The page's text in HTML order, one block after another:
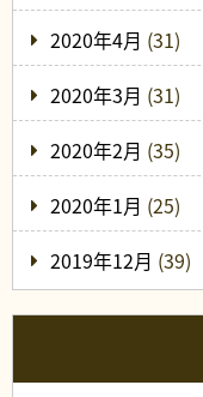
2020年4月 (31)
2020年3月 (31)
2020年2月 (35)
2020年1月 (25)
2019年12月 (39)